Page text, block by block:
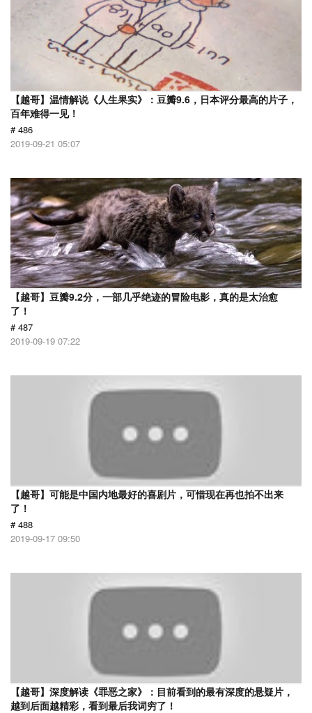
【越哥】温情解说《人生果实》：豆瓣9.6，日本评分最高的片子，
百年难得一见！
# 486
2019-09-21 05:07
【越哥】豆瓣9.2分，一部几乎绝迹的冒险电影，真的是太治愈
了！
# 487
2019-09-19 07:22
【越哥】可能是中国内地最好的喜剧片，可惜现在再也拍不出来
了！
# 488
2019-09-17 09:50
【越哥】深度解读《罪恶之家》：目前看到的最有深度的悬疑片，
越到后面越精彩，看到最后我词穷了！